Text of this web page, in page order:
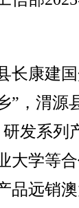
康建国
”，渭源
发系列
大学等
品远销